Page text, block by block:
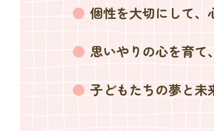
個性を大切にして、
思いやりの心を育て
子どもたちの夢と未